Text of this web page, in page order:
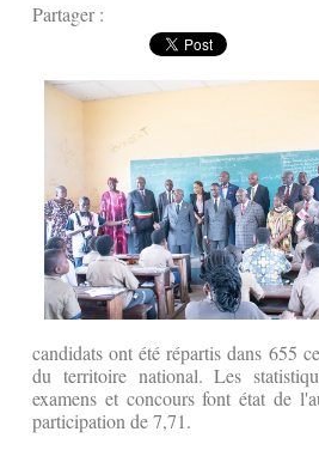
Partager :
candidats ont été répartis dans 655
du territoire national. Les
examens et concours font état de
participation de 7,71.